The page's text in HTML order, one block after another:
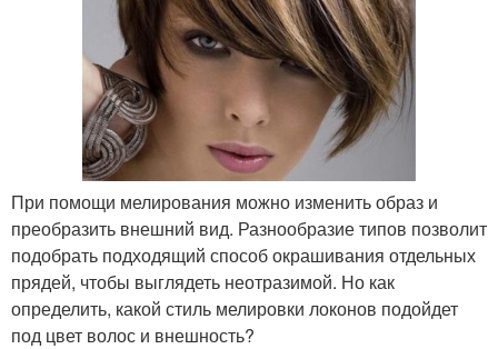
При помощи мелирования можно изменить образ и
преобразить внешний вид. Разнообразие типов позволит
подобрать подходящий способ окрашивания отдельных
прядей, чтобы выглядеть неотразимой. Но как
определить, какой стиль мелировки локонов подойдет
под цвет волос и внешность?